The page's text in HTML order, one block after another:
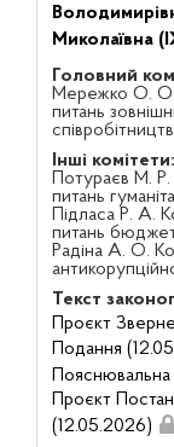
Миколаївна
Головний
Мережко О. О.
питань
Інші комітети:
Потураєв М.
питань
Підласа Р. А.
питань
Радіна А. О.
Текст
Проєкт
Подання
Проєкт
(12.05.2026)